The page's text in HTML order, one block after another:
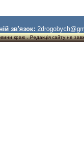
зв'язок:
краю . Редакція сайту не